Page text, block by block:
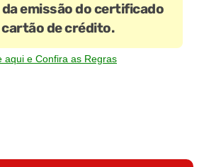
emissão do certificado
de crédito.
aqui e Confira as Regras